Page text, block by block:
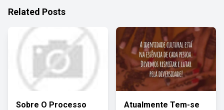
Related Posts
Sobre O Processo
Atualmente Tem-se